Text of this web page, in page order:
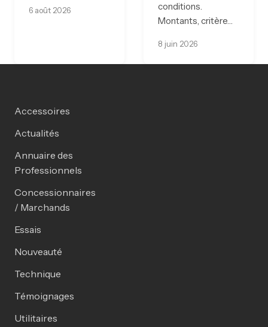
6 août 2026
conditions.
Montants, critère…
8 juin 2026
Accessoires
Actualités
Annuaire des
Professionnels
Concessionnaires
/ Marchands
Essais
Nouveauté
Technique
Témoignages
Utilitaires